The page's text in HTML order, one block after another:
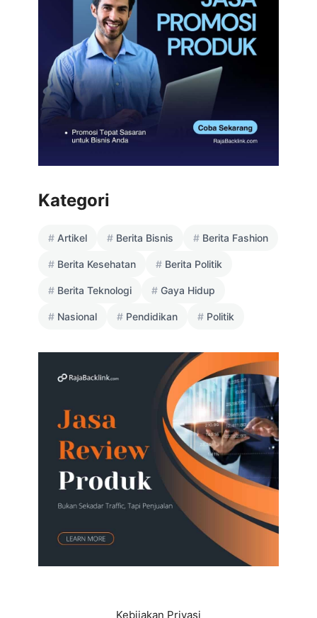
Kategori
Artikel Berita Bisnis Berita Fashion
Berita Kesehatan Berita Politik
Berita Teknologi Gaya Hidup
Nasional Pendidikan Politik
Kebijakan Privasi